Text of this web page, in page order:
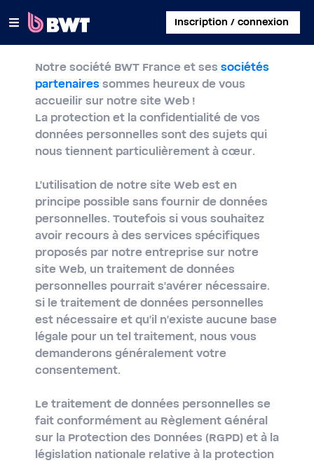
Inscription / connexion
×
SE CONNECTER
CRÉER UN COMPTE CLIENT
ENREGISTRER UN KIT SANS COMPTE
CONTACT
Notre société BWT France et ses sociétés
partenaires sommes heureux de vous
accueilir sur notre site Web !
La protection et la confidentialité de vos
données personnelles sont des sujets qui
nous tiennent particulièrement à cœur.
L'utilisation de notre site Web est en
principe possible sans fournir de données
personnelles. Toutefois si vous souhaitez
avoir recours à des services spécifiques
proposés par notre entreprise sur notre
site Web, un traitement de données
personnelles pourrait s'avérer nécessaire.
Si le traitement de données personnelles
est nécessaire et qu'il n'existe aucune base
légale pour un tel traitement, nous vous
demanderons généralement votre
consentement.
Le traitement de données personnelles se
fait conformément au Règlement Général
sur la Protection des Données (RGPD) et à la
législation nationale relative à la protection